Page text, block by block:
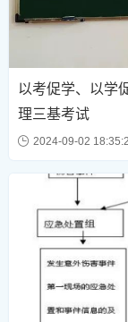
以考促学、以学
理三基考试
2024-09-02